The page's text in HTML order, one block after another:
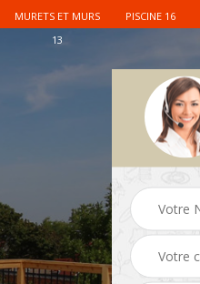
MURETS ET MURS
13
PISCINE 16